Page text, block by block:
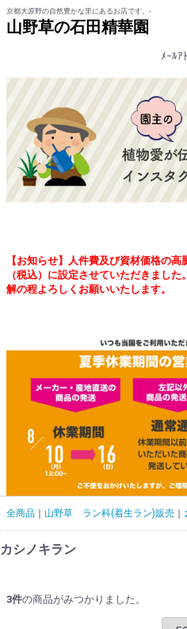
京都大原野の自然豊かな里にあるお店です。-
山野草の石田精華園
ﾒｰﾙｱ
【お知らせ】人件費及び資材価格の
（税込）に設定させていただきまし
解の程よろしくお願いいたします。
全商品 山野草 ラン科(着生ラン)販売
カシノキラン
3件の商品がみつかりました。